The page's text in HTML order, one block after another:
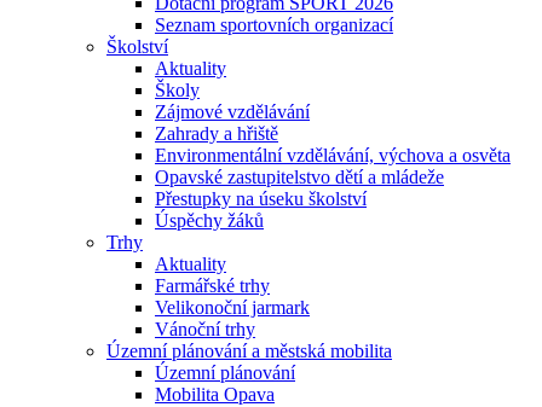
Seznam sportovních organizací
Školství
Aktuality
Školy
Zájmové vzdělávání
Zahrady a hřiště
Environmentální vzdělávání, výchova a osvěta
Opavské zastupitelstvo dětí a mládeže
Přestupky na úseku školství
Úspěchy žáků
Trhy
Aktuality
Farmářské trhy
Velikonoční jarmark
Vánoční trhy
Územní plánování a městská mobilita
Územní plánování
Mobilita Opava